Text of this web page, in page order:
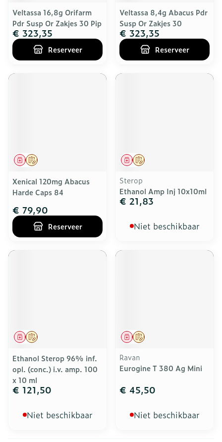
Veltassa 16,8g Orifarm
Pdr Susp Or Zakjes 30 Pip
€ 323,35
Reserveer
Veltassa 8,4g Abacus Pdr
Susp Or Zakjes 30
€ 323,35
Reserveer
Op voorschrift
Geneesmiddel
Xenical 120mg Abacus
Harde Caps 84
€ 79,90
Reserveer
Op voorschrift
Geneesmiddel
Sterop
Ethanol Amp Inj 10x10ml
€ 21,83
Niet beschikbaar
Op voorschrift
Geneesmiddel
Ethanol Sterop 96% inf.
opl. (conc.) i.v. amp. 100
x 10 ml
€ 121,50
Niet beschikbaar
Op voorschrift
Geneesmiddel
Ravan
Eurogine T 380 Ag Mini
€ 45,50
Niet beschikbaar